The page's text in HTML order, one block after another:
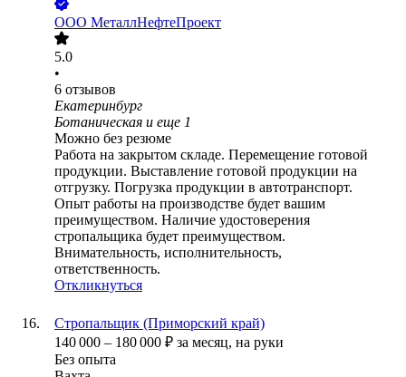
ООО МеталлНефтеПроект
5.0
•
6 отзывов
Екатеринбург
Ботаническая и еще 1
Можно без резюме
Работа на закрытом складе. Перемещение готовой
продукции. Выставление готовой продукции на
отгрузку. Погрузка продукции в автотранспорт.
Опыт работы на производстве будет вашим
преимуществом. Наличие удостоверения
стропальщика будет преимуществом.
Внимательность, исполнительность,
ответственность.
Откликнуться
Стропальщик (Приморский край)
140 000 – 180 000 ₽ за месяц, на руки
Без опыта